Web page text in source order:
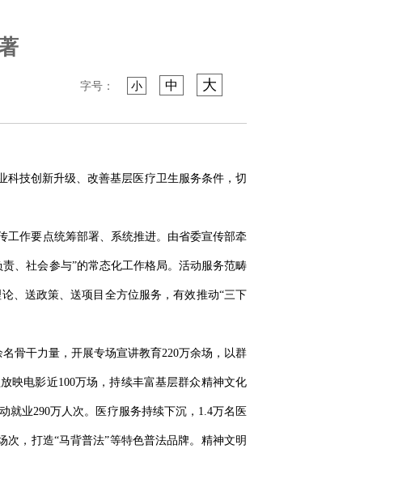
字号： 小 中 大
科技创新升级、改善基层医疗卫生服务条件，切
工作要点统筹部署、系统推进。由省委宣传部牵
、社会参与”的常态化工作格局。活动服务范畴
、送政策、送项目全方位服务，有效推动“三下
骨干力量，开展专场宣讲教育220万余场，以群
映电影近100万场，持续丰富基层群众精神文化
就业290万人次。医疗服务持续下沉，1.4万名医
，打造“马背普法”等特色普法品牌。精神文明